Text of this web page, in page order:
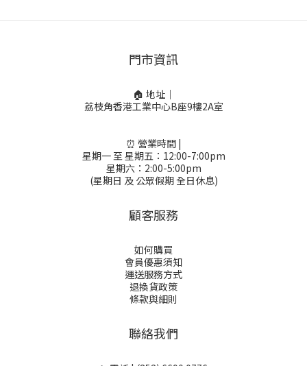
門市資訊
🏠 地址｜
荔枝角香港工業中心B座9樓2A室
⏰ 營業時間 |
星期一 至 星期五：12:00-7:00pm
星期六：2:00-5:00pm
(星期日 及 公眾假期 全日休息)
顧客服務
如何購買
會員優惠須知
運送服務方式
退換貨政策
條款與細則
聯絡我們